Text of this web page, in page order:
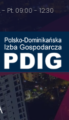
- Pt. 09:00 - 12:30